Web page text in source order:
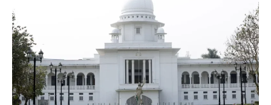
বিরুদ্ধে
প্রথম
চার্জশিট
দাখিল